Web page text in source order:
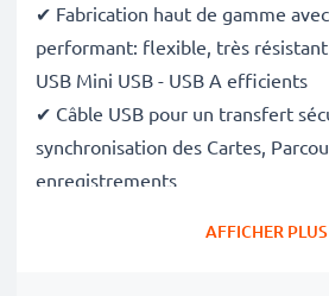
✔ Fabrication haut de gamme
performant: flexible, très
USB Mini USB - USB A efficients
✔ Câble USB pour un transfert
synchronisation des Cartes,
enregistrements
AFFICHER PLUS